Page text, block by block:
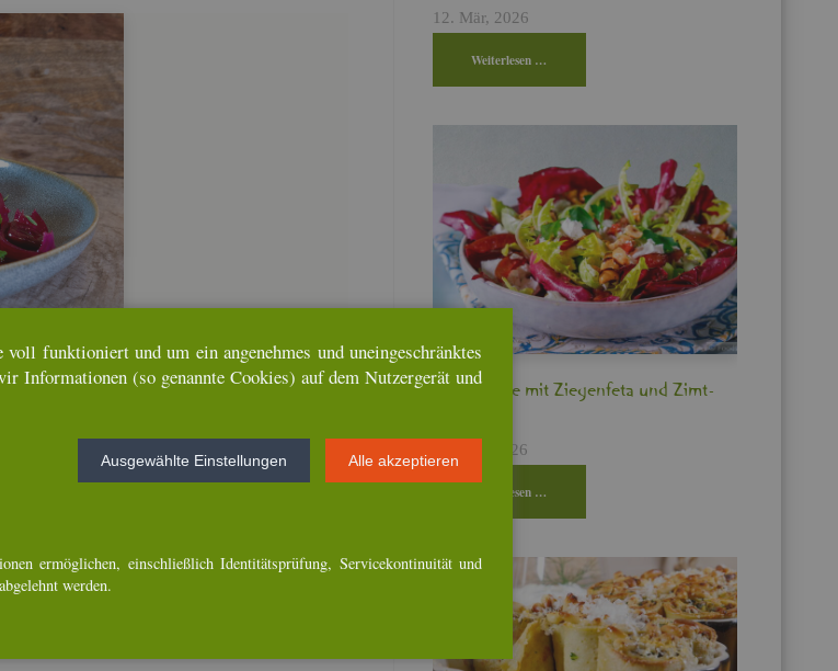
12. Mär, 2026
Wei­ter­le­sen …
Bit­ter­sa­la­te mit Zie­gen­fe­ta und Zimt­
17. Feb, 2026
Wei­ter­le­sen …
funk­tio­niert und um ein an­ge­neh­mes und un­ein­ge­schränk­tes
In­for­ma­tio­nen (so ge­nann­te Coo­kies) auf dem Nut­zer­ge­rät und
Aus­ge­wähl­te Ein­stel­lun­gen Alle ak­zep­tie­ren
er­mög­li­chen, ein­schlie­ß­lich Iden­ti­täts­prü­fung, Ser­vice­kon­ti­nui­tät und
wer­den.